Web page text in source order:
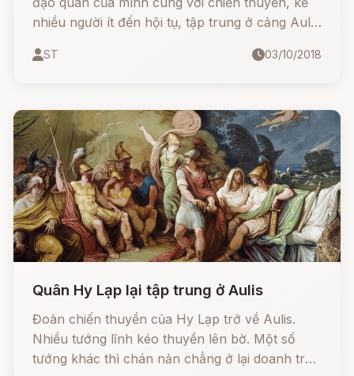
nhiều người ít đến hội tụ, tập trung ở cảng Aulis
ST 03/10/2018
Quân Hy Lạp lại tập trung ở Aulis
Đoàn chiến thuyền của Hy Lạp trở về Aulis.
Nhiều tướng lĩnh kéo thuyền lên bờ. Một số
tướng khác thì chán nản chẳng ở lại doanh trại